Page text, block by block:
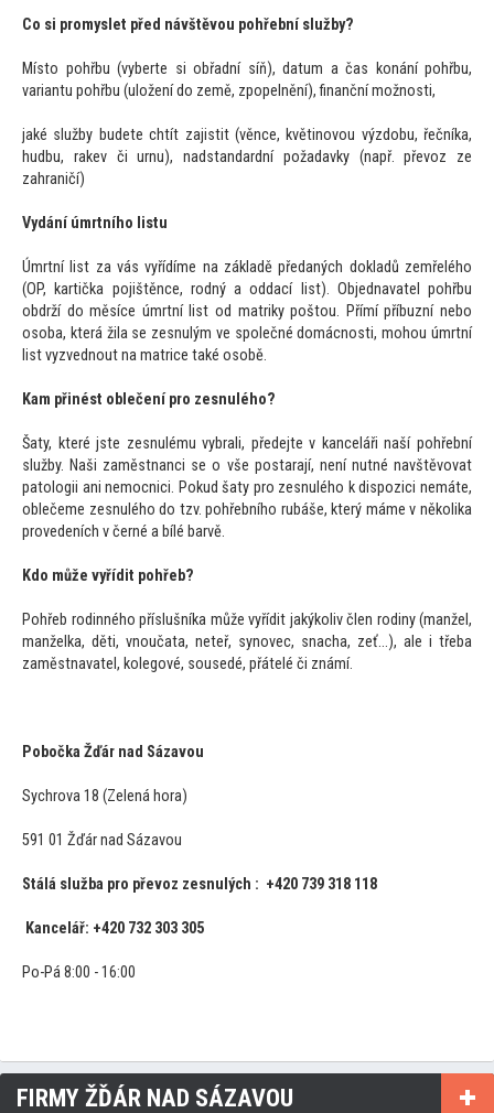
Co si promyslet před návštěvou pohřební služby?
Místo pohřbu (vyberte si obřadní síň), datum a čas konání pohřbu,
variantu pohřbu (uložení do země, zpopelnění), finanční možnosti,
jaké služby budete chtít zajistit (věnce, květinovou výzdobu, řečníka,
hudbu, rakev či urnu), nadstandardní požadavky (např. převoz ze
zahraničí)
Vydání úmrtního listu
Úmrtní list za vás vyřídíme na základě předaných dokladů zemřelého
(OP, kartička pojištěnce, rodný a oddací list). Objednavatel pohřbu
obdrží do měsíce úmrtní list od matriky poštou. Přímí příbuzní nebo
osoba, která žila se zesnulým ve společné domácnosti, mohou úmrtní
list vyzvednout na matrice také osobě.
Kam přinést oblečení pro zesnulého?
Šaty, které jste zesnulému vybrali, předejte v kanceláři naší pohřební
služby. Naši zaměstnanci se o vše postarají, není nutné navštěvovat
patologii ani nemocnici. Pokud šaty pro zesnulého k dispozici nemáte,
oblečeme zesnulého do tzv. pohřebního rubáše, který máme v několika
provedeních v černé a bílé barvě.
Kdo může vyřídit pohřeb?
Pohřeb rodinného příslušníka může vyřídit jakýkoliv člen rodiny (manžel,
manželka, děti, vnoučata, neteř, synovec, snacha, zeť...), ale i třeba
zaměstnavatel, kolegové, sousedé, přátelé či známí.
Pobočka Žďár nad Sázavou
Sychrova 18 (Zelená hora)
591 01 Žďár nad Sázavou
Stálá služba pro převoz zesnulých : +420 739 318 118
Kancelář: +420 732 303 305
Po-Pá 8:00 - 16:00
FIRMY ŽĎÁR NAD SÁZAVOU